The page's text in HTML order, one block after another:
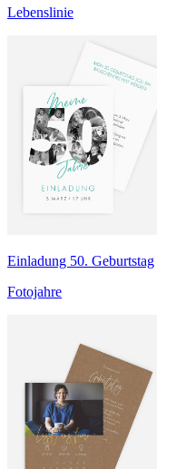
Lebenslinie
Einladung 50. Geburtstag
Fotojahre